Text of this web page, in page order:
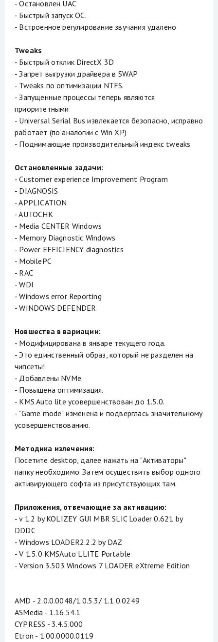
- Остановлен UAC
- Быстрый запуск ОС.
- Встроенное регулирование звучания удалено
Tweaks
- Быстрый отклик DirectX 3D
- Запрет выгрузки драйвера в SWAP
- Tweaks по оптимизации NTFS.
- Запущенные процессы теперь являются
приоритетными
- Universal Serial Bus извлекается безопасно, исправно
работает (по аналогии с Win XP)
- Поднимающие производительный индекс tweaks
Остановленные задачи:
- Customer experience Improvement Program
- DIAGNOSIS
- APPLICATION
- AUTOCHK
- Media CENTER Windows
- Memory Diagnostic Windows
- Power EFFICIENCY diagnostics
- MobilePC
- RAC
- WDI
- Windows error Reporting
- WINDOWS DEFENDER
Новшества в вариации:
- Модифицирована в январе текущего года.
- Это единственный образ, который не разделен на
чипсеты!
- Добавлены NVMe.
- Повышена оптимизация.
- KMS Auto lite усовершенствован до 1.5.0.
- "Game mode" изменена и подверглась значительному
усовершенствованию.
Методика излечения:
Посетите desktop, далее нажать на "Активаторы"
папку необходимо. Затем осуществить выбор одного
активирующего софта из присутствующих там.
Приложения, отвечающие за активацию:
- v 1.2 by KOLIZEY GUI MBR SLIC Loader 0.621 by
DDDC
- Windows LOADER2.2.2 by DAZ
- V 1.5.0 KMSAuto LLITE Portable
- Version 3.503 Windows 7 LOADER eXtreme Edition
AMD - 2.0.0.0048/1.0.5.3/ 1.1.0.0249
ASMedia - 1.16.54.1
CYPRESS - 3.4.5.000
Etron - 1.00.0000.0119